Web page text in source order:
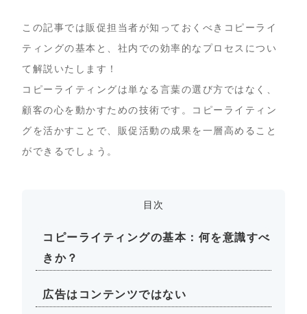
この記事では販促担当者が知っておくべきコピーライ
ティングの基本と、社内での効率的なプロセスについ
て解説いたします！
コピーライティングは単なる言葉の選び方ではなく、
顧客の心を動かすための技術です。コピーライティン
グを活かすことで、販促活動の成果を一層高めること
ができるでしょう。
目次
コピーライティングの基本：何を意識すべ
きか？
広告はコンテンツではない